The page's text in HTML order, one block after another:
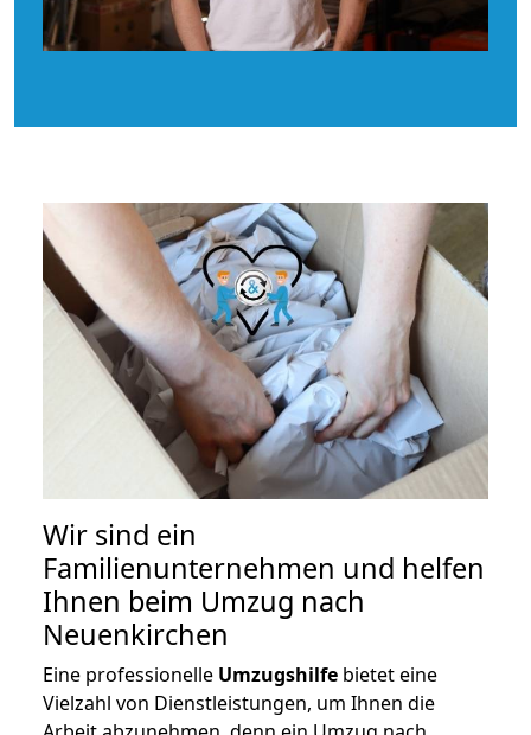
Wir sind ein
Familienunternehmen und helfen
Ihnen beim Umzug nach
Neuenkirchen
Eine professionelle Umzugshilfe bietet eine
Vielzahl von Dienstleistungen, um Ihnen die